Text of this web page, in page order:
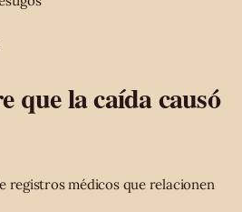
que la caída causó
registros médicos que relacionen